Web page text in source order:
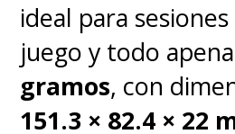
ideal para
juego y todo
gramos, con
151.3 × 82.4 × 22